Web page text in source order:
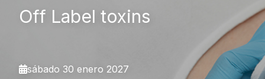
Off Label toxins
sábado 30 enero 2027